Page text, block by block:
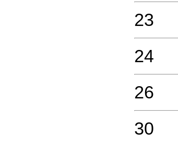
23
24
26
30